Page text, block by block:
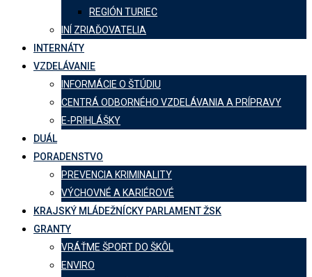
REGIÓN TURIEC
INÍ ZRIAĎOVATELIA
INTERNÁTY
VZDELÁVANIE
INFORMÁCIE O ŠTÚDIU
CENTRÁ ODBORNÉHO VZDELÁVANIA A PRÍPRAVY
E-PRIHLÁŠKY
DUÁL
PORADENSTVO
PREVENCIA KRIMINALITY
VÝCHOVNÉ A KARIÉROVÉ
KRAJSKÝ MLÁDEŽNÍCKY PARLAMENT ŽSK
GRANTY
VRÁŤME ŠPORT DO ŠKÔL
ENVIRO